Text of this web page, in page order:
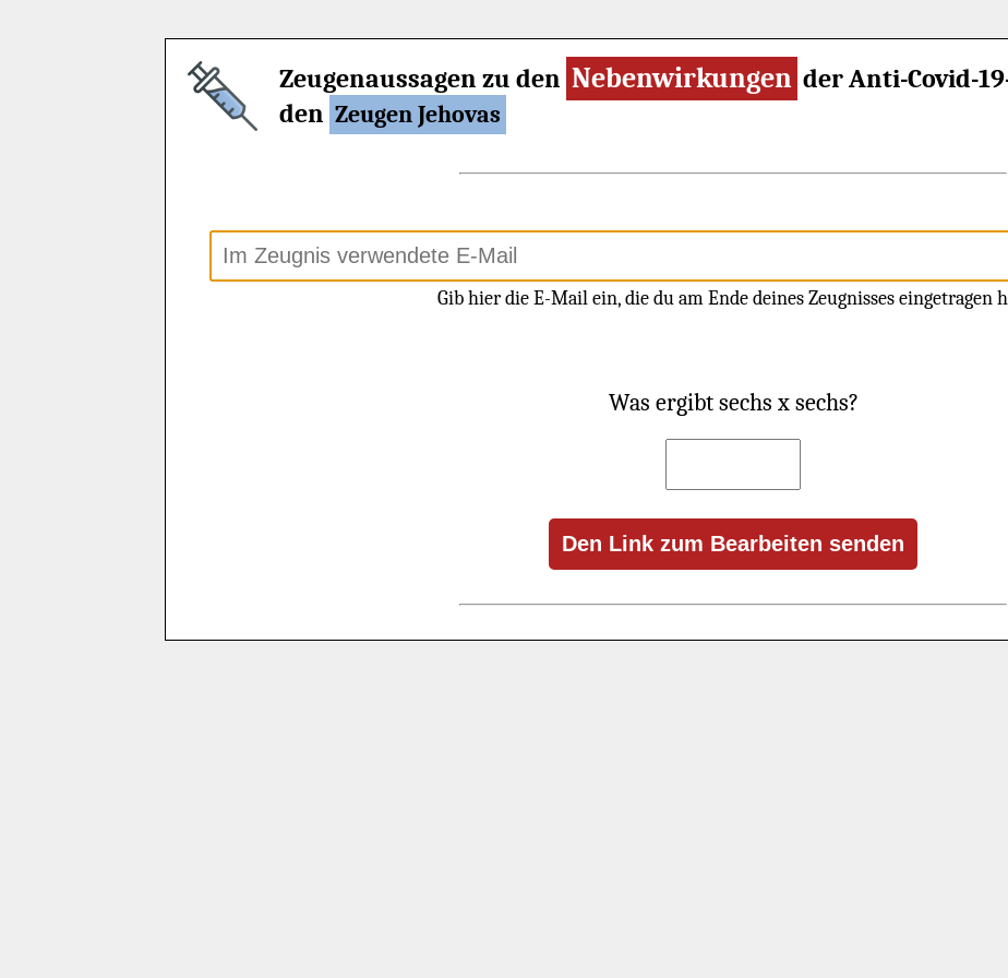
Zeugenaussagen zu den Nebenwirkungen der Anti-Covid-
den Zeugen Jehovas
Gib hier die E-Mail ein, die du am Ende deines Zeugnisses eingetragen
Was ergibt sechs x sechs?